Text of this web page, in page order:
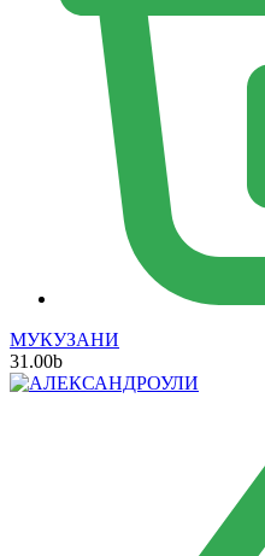
МУКУЗАНИ
31.00b